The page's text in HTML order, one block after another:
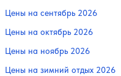
Цены на сентябрь 2026
Цены на октябрь 2026
Цены на ноябрь 2026
Цены на зимний отдых 2026